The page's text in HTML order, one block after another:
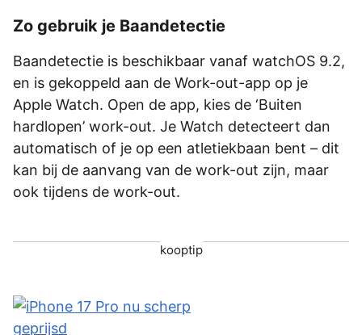
Zo gebruik je Baandetectie
Baandetectie is beschikbaar vanaf watchOS 9.2,
en is gekoppeld aan de Work-out-app op je
Apple Watch. Open de app, kies de ‘Buiten
hardlopen’ work-out. Je Watch detecteert dan
automatisch of je op een atletiekbaan bent – dit
kan bij de aanvang van de work-out zijn, maar
ook tijdens de work-out.
kooptip